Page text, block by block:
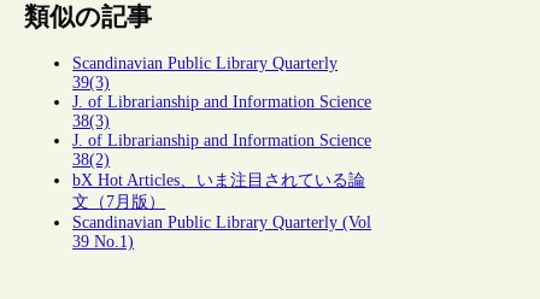
類似の記事
Scandinavian Public Library Quarterly
39(3)
J. of Librarianship and Information Science
38(3)
J. of Librarianship and Information Science
38(2)
bX Hot Articles、いま注目されている論
文（7月版）
Scandinavian Public Library Quarterly (Vol
39 No.1)